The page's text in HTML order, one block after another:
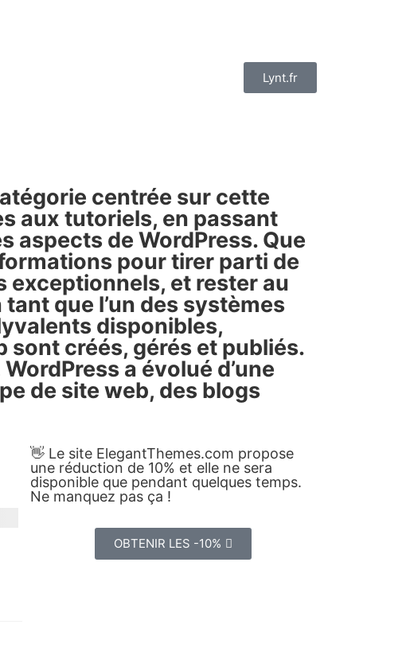
Lynt.fr
centrée sur cette
aux tutoriels, en passant
aspects de WordPress. Que
pour tirer parti de
exceptionnels, et rester au
que l’un des systèmes
disponibles,
sont créés, gérés et publiés.
a évolué d’une
de site web, des blogs
👋 Le site ElegantThemes.com propose
une réduction de 10% et elle ne sera
disponible que pendant quelques temps.
Ne manquez pas ça !
OBTENIR LES -10%